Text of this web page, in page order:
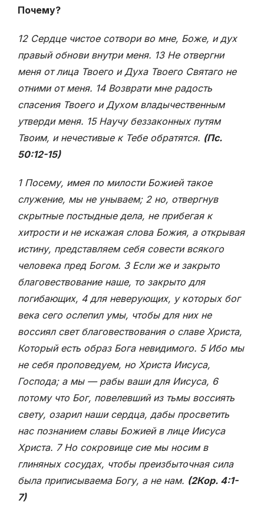
Почему?
12 Сердце чистое сотвори во мне, Боже, и дух
правый обнови внутри меня. 13 Не отвергни
меня от лица Твоего и Духа Твоего Святаго не
отними от меня. 14 Возврати мне радость
спасения Твоего и Духом владычественным
утверди меня. 15 Научу беззаконных путям
Твоим, и нечестивые к Тебе обратятся. (Пс.
50:12-15)
1 Посему, имея по милости Божией такое
служение, мы не унываем; 2 но, отвергнув
скрытные постыдные дела, не прибегая к
хитрости и не искажая слова Божия, а открывая
истину, представляем себя совести всякого
человека пред Богом. 3 Если же и закрыто
благовествование наше, то закрыто для
погибающих, 4 для неверующих, у которых бог
века сего ослепил умы, чтобы для них не
воссиял свет благовествования о славе Христа,
Который есть образ Бога невидимого. 5 Ибо мы
не себя проповедуем, но Христа Иисуса,
Господа; а мы — рабы ваши для Иисуса, 6
потому что Бог, повелевший из тьмы воссиять
свету, озарил наши сердца, дабы просветить
нас познанием славы Божией в лице Иисуса
Христа. 7 Но сокровище сие мы носим в
глиняных сосудах, чтобы преизбыточная сила
была приписываема Богу, а не нам. (2Кор. 4:1-
7)